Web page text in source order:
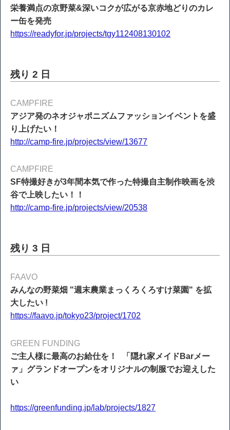
栄養満点の京野菜&深いコクが広がる京赤地どりのカレ
ー缶を発売
https://readyfor.jp/projects/tgy112408130102
残り 2 日
CAMPFIRE
アジア発のネオジャポニズムファッションイベントを盛
り上げたい！
http://camp-fire.jp/projects/view/13677
CAMPFIRE
SF特撮好きが3年間本気で作った特撮自主制作映画を渋
谷で上映したい！！
http://camp-fire.jp/projects/view/20538
残り 3 日
FAAVO
みんなの野菜畑 "週末農業まっくろくろすけ菜園" を拡
大したい !
https://faavo.jp/tokyo23/project/1702
GREEN FUNDING
ご主人様に最高のお給仕を！ 「隠れ家メイドBarメー
ァ」グランドオープンをオリジナルの制服でお迎えした
い
https://greenfunding.jp/lab/projects/1827